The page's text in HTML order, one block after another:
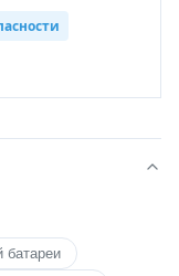
батареи